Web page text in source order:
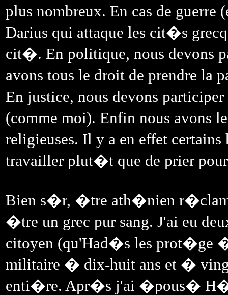
plus nombreux. En cas de guerre
Darius qui attaque les cit�s
cit�. En politique, nous
avons tous le droit de prendre la
En justice, nous devons
(comme moi). Enfin nous avons
religieuses. Il y a en effet
travailler plut�t que de prier
Bien s�r, �tre ath�nien
�tre un grec pur sang. J'ai eu
citoyen (qu'Had�s les prot�ge
militaire � dix-huit ans et �
enti�re. Apr�s j'ai �pous�